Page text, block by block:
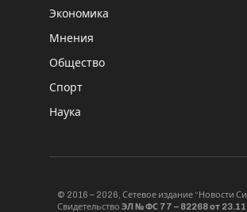
Экономика
Мнения
Общество
Спорт
Наука
© 2016 – 2026, Сетевое издание “Новости
Свидетельство ЭЛ № ФС 77 – 82268 от